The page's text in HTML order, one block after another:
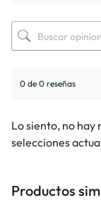
0 de 0 reseñas
Lo siento, no hay
selecciones
Productos